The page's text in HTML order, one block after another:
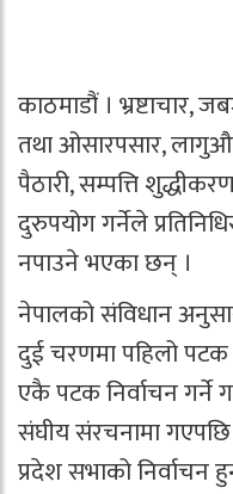
काठमाडौं । भ्रष्टाचार,
तथा ओसारपसार,
पैठारी, सम्पत्ति
दुरुपयोग गर्नेले
नपाउने भएका छन् ।
नेपालको संविधान
दुई चरणमा पहिलो पटक
एकै पटक निर्वाचन गर्ने
संघीय संरचनामा गएपछि
प्रदेश सभाको निर्वाचन